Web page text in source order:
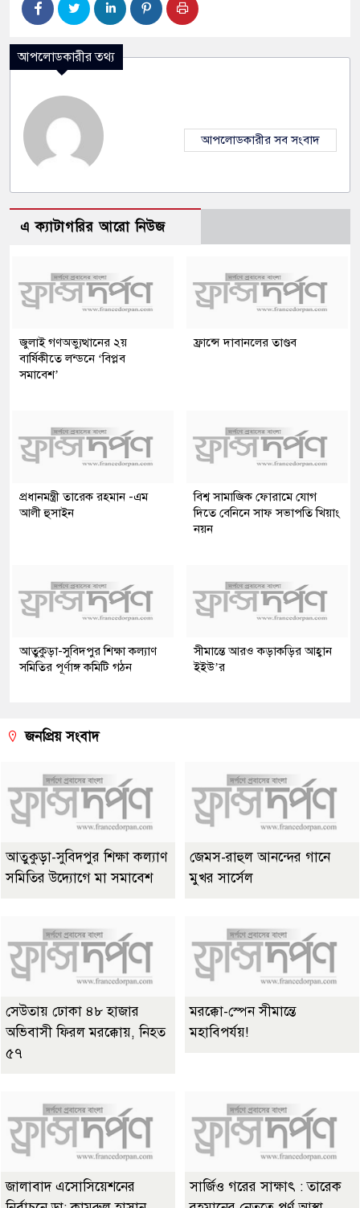
আপলোডকারীর তথ্য
আপলোডকারীর সব সংবাদ
এ ক্যাটাগরির আরো নিউজ
জুলাই গণঅভ্যুত্থানের ২য়
বার্ষিকীতে লন্ডনে ‘বিপ্লব
সমাবেশ’
ফ্রান্সে দাবানলের তাণ্ডব
প্রধানমন্ত্রী তারেক রহমান -এম
আলী হুসাইন
বিশ্ব সামাজিক ফোরামে যোগ
দিতে বেনিনে সাফ সভাপতি খিয়াং
নয়ন
আতুকুড়া-সুবিদপুর শিক্ষা কল্যাণ
সমিতির পূর্ণাঙ্গ কমিটি গঠন
সীমান্তে আরও কড়াকড়ির আহ্বান
ইইউ’র
জনপ্রিয় সংবাদ
আতুকুড়া-সুবিদপুর শিক্ষা কল্যাণ
সমিতির উদ্যোগে মা সমাবেশ
জেমস-রাহুল আনন্দের গানে
মুখর সার্সেল
সেউতায় ঢোকা ৪৮ হাজার
অভিবাসী ফিরল মরক্কোয়, নিহত
৫৭
মরক্কো-স্পেন সীমান্তে
মহাবিপর্যয়!
জালাবাদ এসোসিয়েশনের
সার্জিও গরের সাক্ষাৎ : তারেক